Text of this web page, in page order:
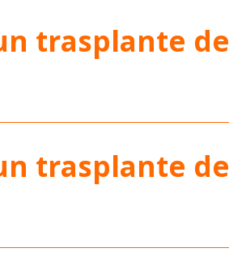
trasplante de
trasplante de